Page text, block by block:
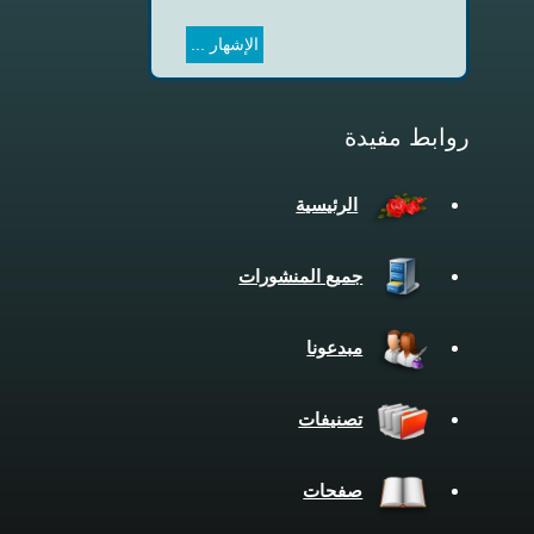
الإشهار ...
روابط مفيدة
الرئيسية
جميع المنشورات
مبدعونا
تصنيفات
صفحات